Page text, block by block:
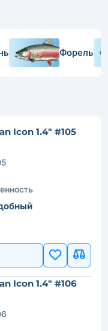
Форель
Icon 1.4" #105
Icon 1.4" #106